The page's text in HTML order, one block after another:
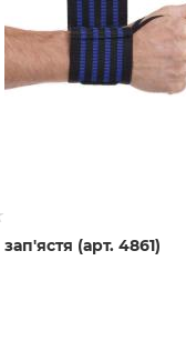
(арт. 4861)